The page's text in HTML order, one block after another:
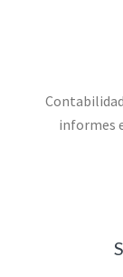
informes